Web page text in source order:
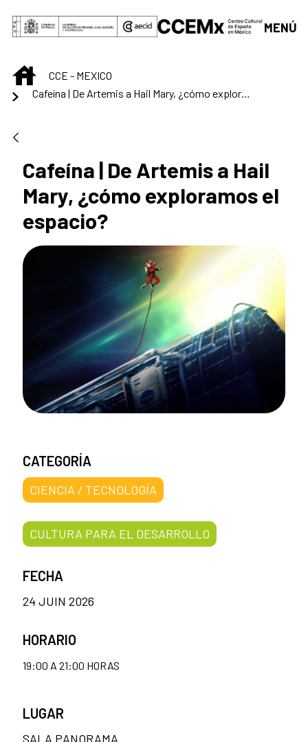
Saut au contenu principal
MENÚ
INICIOCCE - MEXICO
Cafeína | De Artemis a Hail Mary, ¿cómo exploramos el espacio?
Cafeína | De Artemis a Hail
Mary, ¿cómo exploramos el
espacio?
CATEGORÍA
CIENCIA / TECNOLOGÍA
CULTURA PARA EL DESARROLLO
FECHA
24 JUIN 2026
HORARIO
19:00 A 21:00 HORAS
LUGAR
SALA PANORAMA